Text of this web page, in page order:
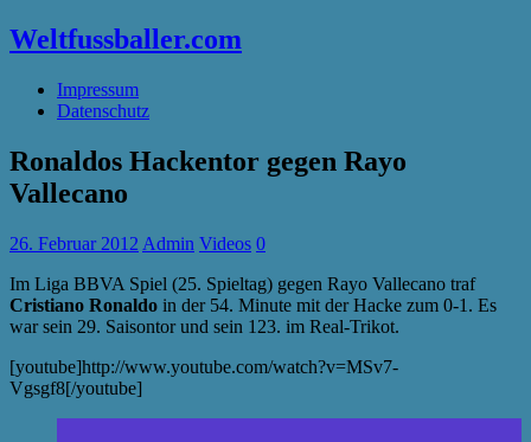
Weltfussballer.com
Impressum
Datenschutz
Ronaldos Hackentor gegen Rayo
Vallecano
26. Februar 2012 Admin Videos 0
Im Liga BBVA Spiel (25. Spieltag) gegen Rayo Vallecano traf
Cristiano Ronaldo in der 54. Minute mit der Hacke zum 0-1. Es
war sein 29. Saisontor und sein 123. im Real-Trikot.
[youtube]http://www.youtube.com/watch?v=MSv7-
Vgsgf8[/youtube]